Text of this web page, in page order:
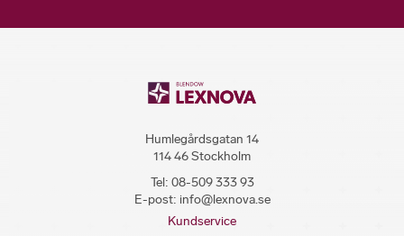
Humlegårdsgatan 14
114 46 Stockholm
Tel: 08-509 333 93
E-post: info@lexnova.se
Kundservice